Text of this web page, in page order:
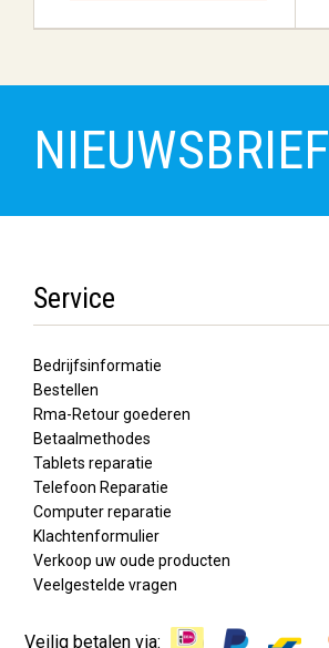
NIEUWSBRIEF
Service
Bedrijfsinformatie
Bestellen
Rma-Retour goederen
Betaalmethodes
Tablets reparatie
Telefoon Reparatie
Computer reparatie
Klachtenformulier
Verkoop uw oude producten
Veelgestelde vragen
Veilig betalen via: